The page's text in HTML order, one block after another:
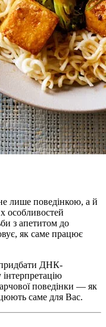
лише поведінкою, а й
особливостей
з апетитом до
як саме працює
придбати ДНК-
поведінки — як
саме для Вас.